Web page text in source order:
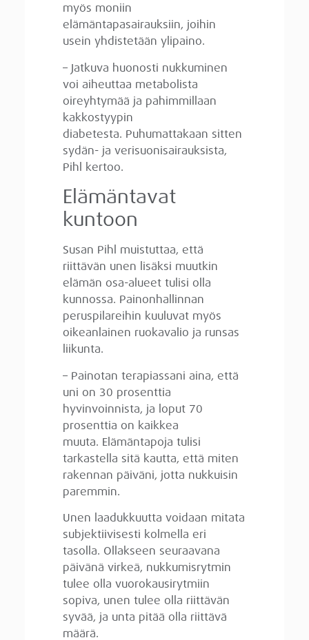
myös moniin
elämäntapasairauksiin, joihin
usein yhdistetään ylipaino.
– Jatkuva huonosti nukkuminen
voi aiheuttaa metabolista
oireyhtymää ja pahimmillaan
kakkostyypin
diabetesta. Puhumattakaan sitten
sydän- ja verisuonisairauksista,
Pihl kertoo.
Elämäntavat
kuntoon
Susan Pihl muistuttaa, että
riittävän unen lisäksi muutkin
elämän osa-alueet tulisi olla
kunnossa. Painonhallinnan
peruspilareihin kuuluvat myös
oikeanlainen ruokavalio ja runsas
liikunta.
– Painotan terapiassani aina, että
uni on 30 prosenttia
hyvinvoinnista, ja loput 70
prosenttia on kaikkea
muuta. Elämäntapoja tulisi
tarkastella sitä kautta, että miten
rakennan päiväni, jotta nukkuisin
paremmin.
Unen laadukkuutta voidaan mitata
subjektiivisesti kolmella eri
tasolla. Ollakseen seuraavana
päivänä virkeä, nukkumisrytmin
tulee olla vuorokausirytmiin
sopiva, unen tulee olla riittävän
syvää, ja unta pitää olla riittävä
määrä.